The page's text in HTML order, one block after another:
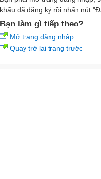
khẩu đã đăng ký rồi nhấn nút
Bạn làm gì tiếp theo?
Mở trang đăng nhập
Quay trở lại trang trước